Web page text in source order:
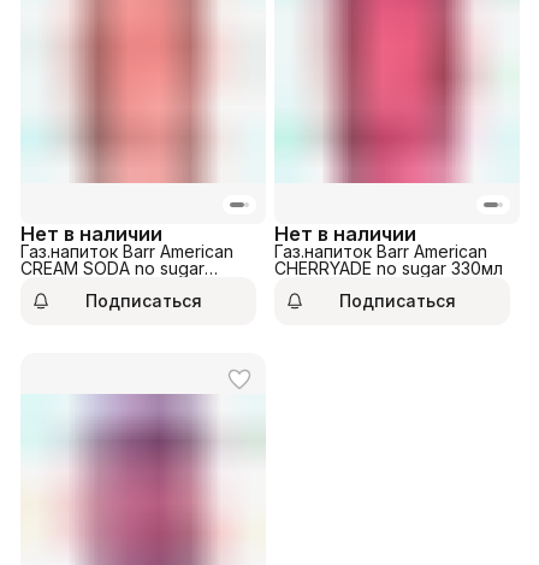
Нет в наличии
Газ.напиток Barr American
CREAM SODA no sugar
Подписаться
Нет в наличии
Газ.напиток Barr American
CHERRYADE no sugar 330мл
Подписаться